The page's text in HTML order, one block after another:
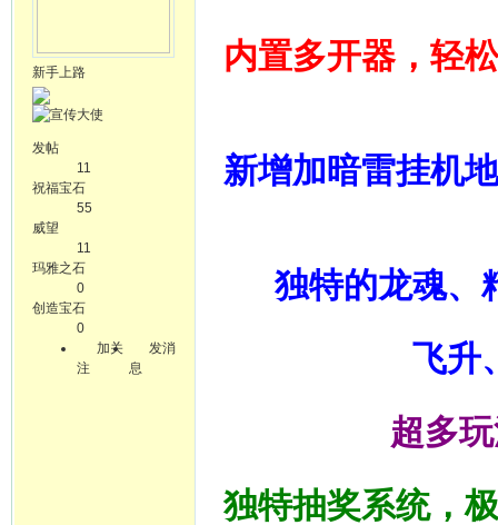
新手上路
发帖
11
祝福宝石
55
威望
11
玛雅之石
0
创造宝石
0
加关
注
发消
息
内置多开器，轻
新增加暗雷挂机
独特的龙魂、
飞升
超多
独特抽奖系统，